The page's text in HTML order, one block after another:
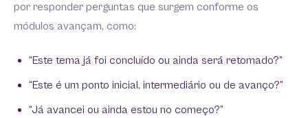
por responder perguntas que surgem conforme os
módulos avançam, como:
“Este tema já foi concluído ou ainda será retomado?”
“Este é um ponto inicial, intermediário ou de avanço?”
“Já avancei ou ainda estou no começo?”